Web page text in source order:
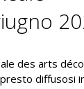
des arts
diffusosi